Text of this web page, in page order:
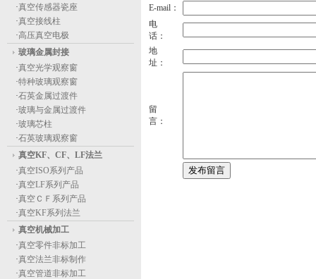
·真空传感器瓷座
·真空接线柱
·高压真空电极
玻璃金属封接
·真空光学观察窗
·特种玻璃观察窗
·石英金属过渡件
·玻璃与金属过渡件
·玻璃芯柱
·石英玻璃观察窗
真空KF、CF、LF法兰
·真空ISO系列产品
·真空LF系列产品
·真空ＣＦ系列产品
·真空KF系列法兰
真空机械加工
·真空零件非标加工
·真空法兰非标制作
·真空管道非标加工
E-mail：
电
话：
地
址：
留
言：